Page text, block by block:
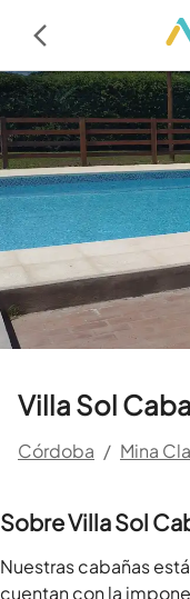
Villa Sol
Córdoba / Mina
Sobre Villa Sol
Nuestras cabañas
cuentan con la